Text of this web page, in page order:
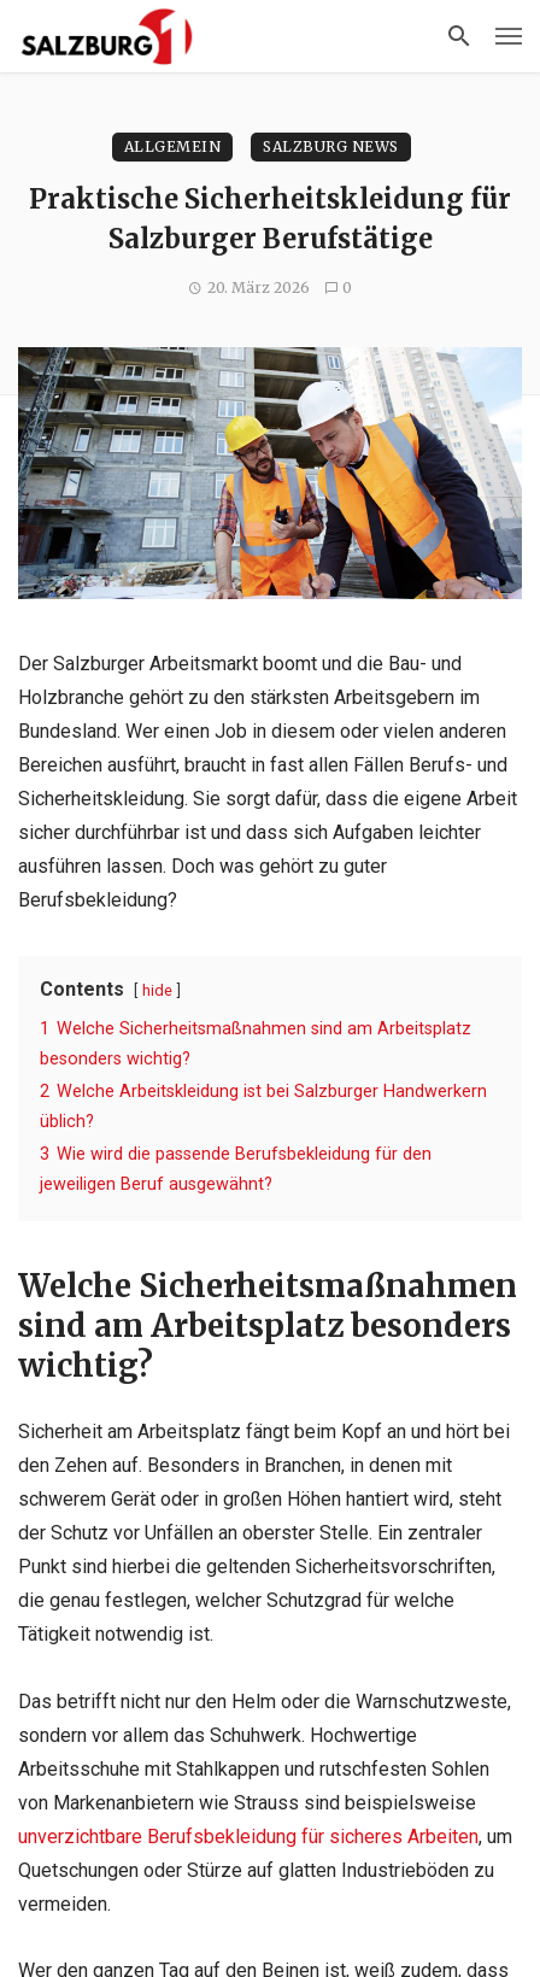
ALLGEMEIN SALZBURG NEWS
Praktische Sicherheitskleidung für
Salzburger Berufstätige
20. März 2026 0
Der Salzburger Arbeitsmarkt boomt und die Bau- und
Holzbranche gehört zu den stärksten Arbeitsgebern im
Bundesland. Wer einen Job in diesem oder vielen anderen
Bereichen ausführt, braucht in fast allen Fällen Berufs- und
Sicherheitskleidung. Sie sorgt dafür, dass die eigene Arbeit
sicher durchführbar ist und dass sich Aufgaben leichter
ausführen lassen. Doch was gehört zu guter
Berufsbekleidung?
Contents hide
1 Welche Sicherheitsmaßnahmen sind am Arbeitsplatz
besonders wichtig?
2 Welche Arbeitskleidung ist bei Salzburger Handwerkern
üblich?
3 Wie wird die passende Berufsbekleidung für den
jeweiligen Beruf ausgewähnt?
Welche Sicherheitsmaßnahmen
sind am Arbeitsplatz besonders
wichtig?
Sicherheit am Arbeitsplatz fängt beim Kopf an und hört bei
den Zehen auf. Besonders in Branchen, in denen mit
schwerem Gerät oder in großen Höhen hantiert wird, steht
der Schutz vor Unfällen an oberster Stelle. Ein zentraler
Punkt sind hierbei die geltenden Sicherheitsvorschriften,
die genau festlegen, welcher Schutzgrad für welche
Tätigkeit notwendig ist.
Das betrifft nicht nur den Helm oder die Warnschutzweste,
sondern vor allem das Schuhwerk. Hochwertige
Arbeitsschuhe mit Stahlkappen und rutschfesten Sohlen
von Markenanbietern wie Strauss sind beispielsweise
unverzichtbare Berufsbekleidung für sicheres Arbeiten, um
Quetschungen oder Stürze auf glatten Industrieböden zu
vermeiden.
Wer den ganzen Tag auf den Beinen ist, weiß zudem, dass